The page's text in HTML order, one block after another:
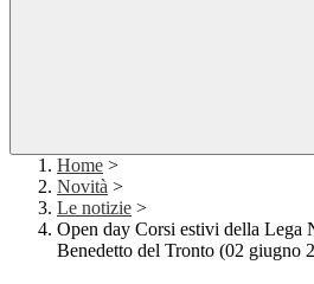
Home >
Novità >
Le notizie >
Open day Corsi estivi della Lega
Benedetto del Tronto (02 giugno